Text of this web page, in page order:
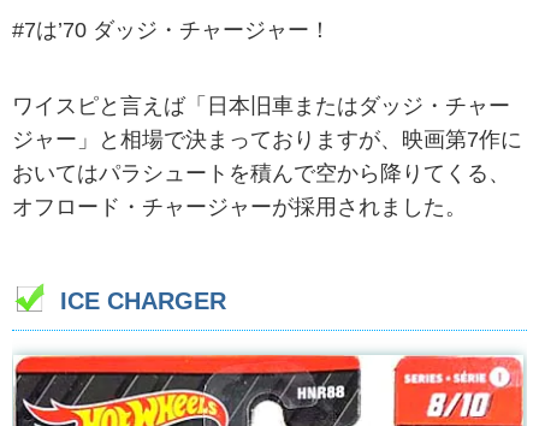
#7は’70 ダッジ・チャージャー！
ワイスピと言えば「日本旧車またはダッジ・チャー
ジャー」と相場で決まっておりますが、映画第7作に
おいてはパラシュートを積んで空から降りてくる、
オフロード・チャージャーが採用されました。
ICE CHARGER